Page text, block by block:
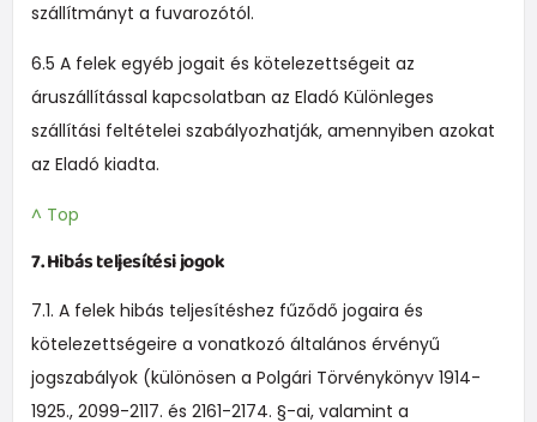
szállítmányt a fuvarozótól.
6.5 A felek egyéb jogait és kötelezettségeit az
áruszállítással kapcsolatban az Eladó Különleges
szállítási feltételei szabályozhatják, amennyiben azokat
az Eladó kiadta.
^ Top
7. Hibás teljesítési jogok
7.1. A felek hibás teljesítéshez fűződő jogaira és
kötelezettségeire a vonatkozó általános érvényű
jogszabályok (különösen a Polgári Törvénykönyv 1914-
1925., 2099-2117. és 2161-2174. §-ai, valamint a